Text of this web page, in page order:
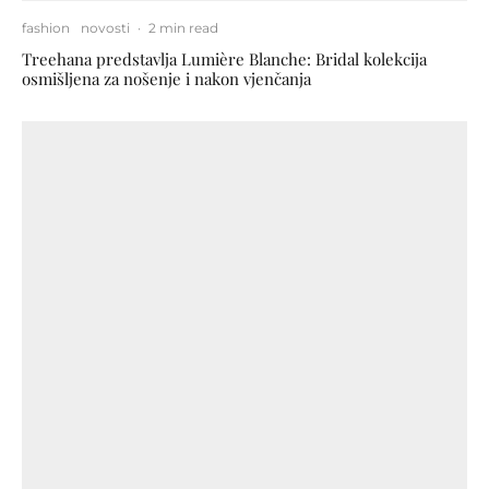
fashion novosti · 2 min read
Treehana predstavlja Lumière Blanche: Bridal kolekcija
osmišljena za nošenje i nakon vjenčanja